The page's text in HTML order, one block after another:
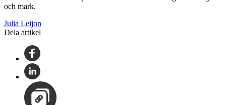
och mark.
Julia Leijon
Dela artikel